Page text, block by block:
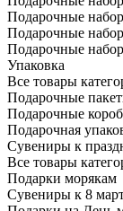
Подарочные
Подарочные
Подарочные
Упаковка
Все товары
Подарочные
Подарочные
Подарочная
Сувениры к
Все товары
Подарки морякам
Сувениры к 8